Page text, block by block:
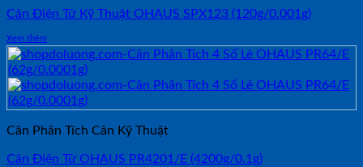
Cân Điện Tử Kỹ Thuật OHAUS SPX123 (120g/0.001g)
Xem thêm
Cân Phân Tích Cân Kỹ Thuật
Cân Điện Tử OHAUS PR4201/E (4200g/0.1g)